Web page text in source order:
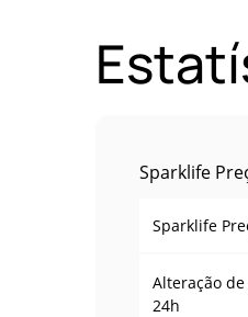
Sparklife
Sparklife
Alteração
24h